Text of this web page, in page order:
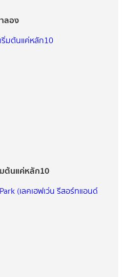
ลอง
ต้นแค่หลัก10